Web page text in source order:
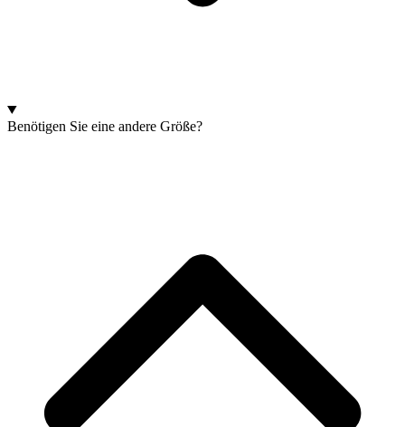
Benötigen Sie eine andere Größe?